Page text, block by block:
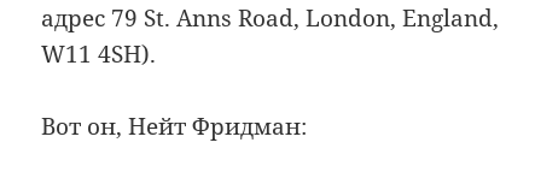
адрес 79 St. Anns Road, London, England,
W11 4SH).
Вот он, Нейт Фридман: